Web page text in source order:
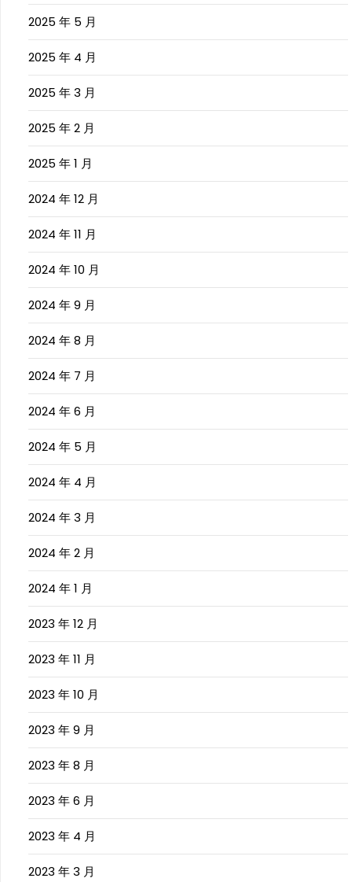
2025 年 5 月
2025 年 4 月
2025 年 3 月
2025 年 2 月
2025 年 1 月
2024 年 12 月
2024 年 11 月
2024 年 10 月
2024 年 9 月
2024 年 8 月
2024 年 7 月
2024 年 6 月
2024 年 5 月
2024 年 4 月
2024 年 3 月
2024 年 2 月
2024 年 1 月
2023 年 12 月
2023 年 11 月
2023 年 10 月
2023 年 9 月
2023 年 8 月
2023 年 6 月
2023 年 4 月
2023 年 3 月